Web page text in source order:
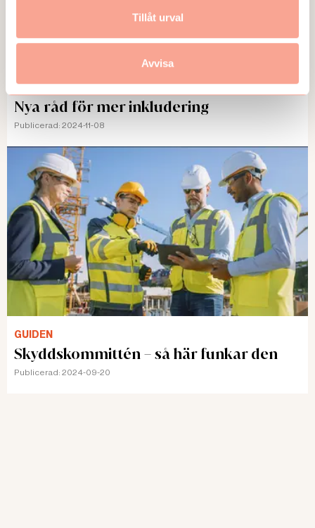
Tillåt urval
Avvisa
TEMA
Nya råd för mer inkludering
Publicerad: 2024-11-08
GUIDEN
Skyddskommittén – så här funkar den
Publicerad: 2024-09-20